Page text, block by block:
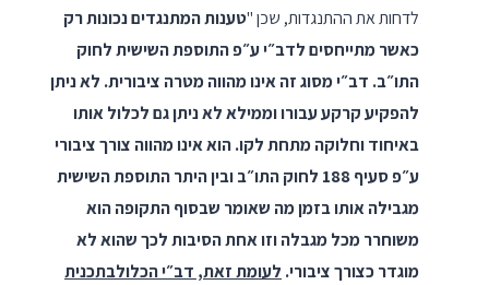
לדחות את ההתנגדות, שכן "טענות המתנגדים נכונות רק
כאשר מתייחסים לדב״י ע״פ התוספת השישית לחוק
התו״ב. דב״י מסוג זה אינו מהווה מטרה ציבורית. לא ניתן
להפקיע קרקע עבורו וממילא לא ניתן גם לכלול אותו
באיחוד וחלוקה מתחת לקו. הוא אינו מהווה צורך ציבורי
ע״פ סעיף 188 לחוק התו״ב ובין היתר התוספת השישית
מגבילה אותו בזמן מה שאומר שבסוף התקופה הוא
משוחרר מכל מגבלה וזו אחת הסיבות לכך שהוא לא
מוגדר כצורך ציבורי. לעומת זאת, דב״י הכלולבתכנית